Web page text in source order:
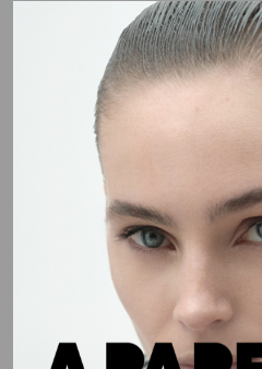
GIACCA MONOPETTO IN
LINO
€301,00
€430,00
TERRACOTTA
40
ADD TO CART